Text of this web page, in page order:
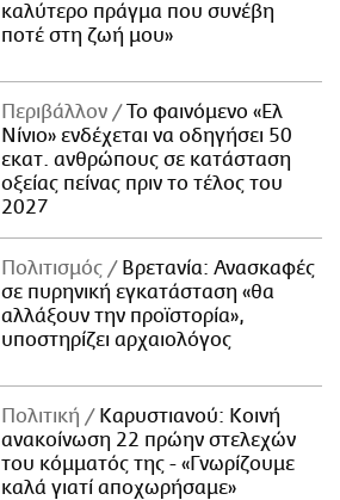
καλύτερο πράγμα που συνέβη
ποτέ στη ζωή μου»
Περιβάλλον
Το φαινόμενο «Ελ
Νίνιο» ενδέχεται να οδηγήσει 50
εκατ. ανθρώπους σε κατάσταση
οξείας πείνας πριν το τέλος του
2027
Πολιτισμός
Βρετανία: Ανασκαφές
σε πυρηνική εγκατάσταση «θα
αλλάξουν την προϊστορία»,
υποστηρίζει αρχαιολόγος
Πολιτική
Καρυστιανού: Κοινή
ανακοίνωση 22 πρώην στελεχών
του κόμματός της - «Γνωρίζουμε
καλά γιατί αποχωρήσαμε»